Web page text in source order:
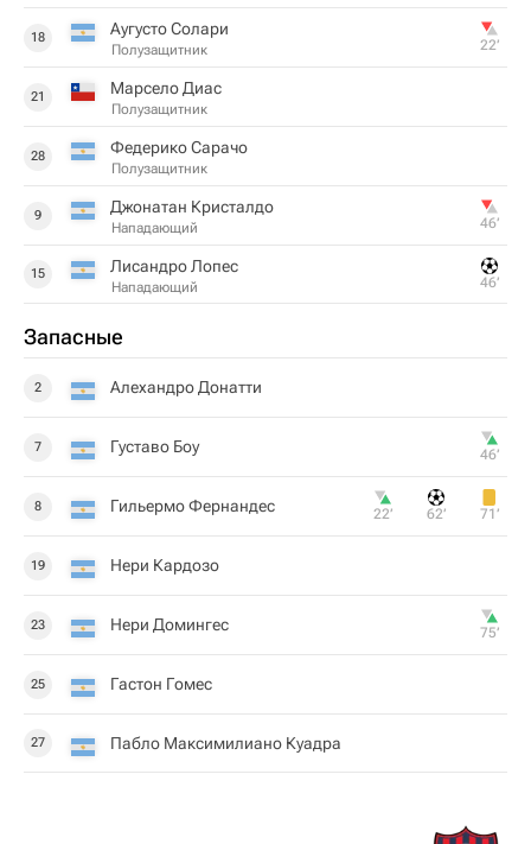
18 Аугусто Солари
Полузащитник 22‎’‎
21 Марсело Диас
Полузащитник
28 Федерико Сарачо
Полузащитник
9 Джонатан Кристалдо
Нападающий 46‎’‎
15 Лисандро Лопес
Нападающий 46‎’‎
Запасные
2 Алехандро Донатти
7 Густаво Боу 46‎’‎
8 Гильермо Фернандес 22‎’‎ 62‎’‎ 71‎’‎
19 Нери Кардозо
23 Нери Домингес 75‎’‎
25 Гастон Гомес
27 Пабло Максимилиано Куадра